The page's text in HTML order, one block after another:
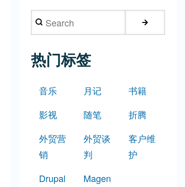
Search
热门标签
音乐 月记
书籍
影视
随笔
折腾
外贸营
销
外贸谈
判
客户维
护
Drupal
Magen